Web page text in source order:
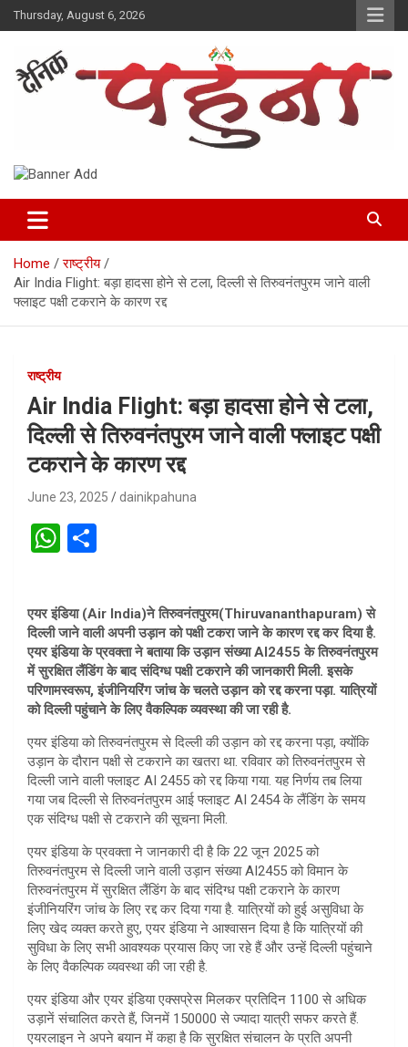
Skip
to
Thursday, August 6, 2026
Dainik Pahuna
Home
राष्ट्रीय
Air India Flight: बड़ा हादसा होने से टला, दिल्ली से तिरुवनंतपुरम जाने वाली
फ्लाइट पक्षी टकराने के कारण रद्द
राष्ट्रीय
Air India Flight: बड़ा हादसा होने से टला,
दिल्ली से तिरुवनंतपुरम जाने वाली फ्लाइट पक्षी
टकराने के कारण रद्द
June 23, 2025 dainikpahuna
W
at
s
A
p
p
e
एयर इंडिया (Air India)ने तिरुवनंतपुरम(Thiruvananthapuram) से
दिल्ली जाने वाली अपनी उड़ान को पक्षी टकरा जाने के कारण रद्द कर दिया है.
एयर इंडिया के प्रवक्ता ने बताया कि उड़ान संख्या AI2455 के तिरुवनंतपुरम
में सुरक्षित लैंडिंग के बाद संदिग्ध पक्षी टकराने की जानकारी मिली. इसके
परिणामस्वरूप, इंजीनियरिंग जांच के चलते उड़ान को रद्द करना पड़ा. यात्रियों
को दिल्ली पहुंचाने के लिए वैकल्पिक व्यवस्था की जा रही है.
एयर इंडिया को तिरुवनंतपुरम से दिल्ली की उड़ान को रद्द करना पड़ा, क्योंकि
उड़ान के दौरान पक्षी से टकराने का खतरा था. रविवार को तिरुवनंतपुरम से
दिल्ली जाने वाली फ्लाइट AI 2455 को रद्द किया गया. यह निर्णय तब लिया
गया जब दिल्ली से तिरुवनंतपुरम आई फ्लाइट AI 2454 के लैंडिंग के समय
एक संदिग्ध पक्षी से टकराने की सूचना मिली.
एयर इंडिया के प्रवक्ता ने जानकारी दी है कि 22 जून 2025 को
तिरुवनंतपुरम से दिल्ली जाने वाली उड़ान संख्या AI2455 को विमान के
तिरुवनंतपुरम में सुरक्षित लैंडिंग के बाद संदिग्ध पक्षी टकराने के कारण
इंजीनियरिंग जांच के लिए रद्द कर दिया गया है. यात्रियों को हुई असुविधा के
लिए खेद व्यक्त करते हुए, एयर इंडिया ने आश्वासन दिया है कि यात्रियों की
सुविधा के लिए सभी आवश्यक प्रयास किए जा रहे हैं और उन्हें दिल्ली पहुंचाने
के लिए वैकल्पिक व्यवस्था की जा रही है.
एयर इंडिया और एयर इंडिया एक्सप्रेस मिलकर प्रतिदिन 1100 से अधिक
उड़ानें संचालित करते हैं, जिनमें 150000 से ज्यादा यात्री सफर करते हैं.
एयरलाइन ने अपने बयान में कहा है कि सुरक्षित संचालन के प्रति अपनी